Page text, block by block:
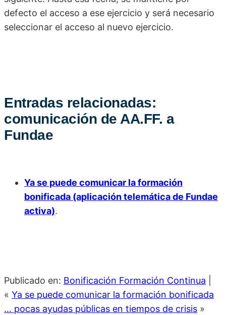
defecto el acceso a ese ejercicio y será necesario
seleccionar el acceso al nuevo ejercicio.
Entradas relacionadas:
comunicación de AA.FF. a
Fundae
Ya se puede comunicar la formación
bonificada (aplicación telemática de Fundae
activa).
Publicado en: Bonificación Formación Continua
« Ya se puede comunicar la formación bonificada
… pocas ayudas públicas en tiempos de crisis »